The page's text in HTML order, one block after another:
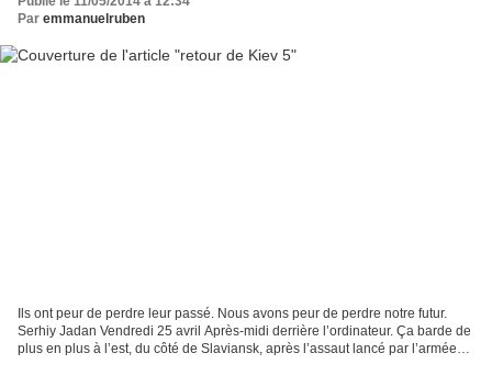
Par emmanuelruben
Ils ont peur de perdre leur passé. Nous avons peur de perdre notre futur.
Serhiy Jadan Vendredi 25 avril Après-midi derrière l’ordinateur. Ça barde de
plus en plus à l’est, du côté de Slaviansk, après l’assaut lancé par l’armée